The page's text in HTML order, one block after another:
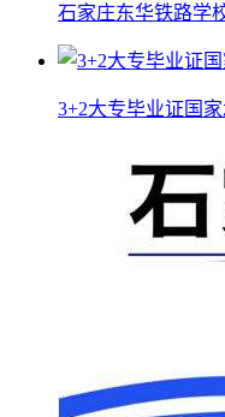
石家庄东华铁路学
3+2大专毕业证国家